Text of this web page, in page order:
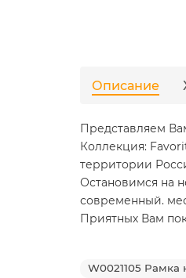
Описание
Представляем
Коллекция:
территории
Остановимся на
современный.
Приятных Вам
W0021105 Рамка